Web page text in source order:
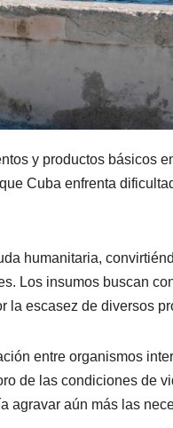
y productos básicos
Cuba enfrenta
humanitaria,
Los insumos buscan
la escasez de diversos
entre organismos
de las condiciones de
agravar aún más las